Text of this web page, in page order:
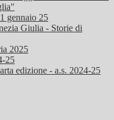
gennaio 25
Giulia - Storie di
2025
25
edizione - a.s. 2024-25